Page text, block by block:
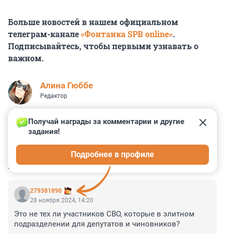
Больше новостей в нашем официальном
телеграм-канале«Фонтанка SPB online».
Подписывайтесь, чтобы первыми узнавать о
важном.
Алина Гюббе
Редактор
КОММЕНТАРИИ 23
279381890
Получай награды за комментарии и другие
задания!
Подробнее в профиле
28 ноября 2024, 14:20
Это не тех ли участников СВО, которые в элитном
подразделении для депутатов и чиновников?